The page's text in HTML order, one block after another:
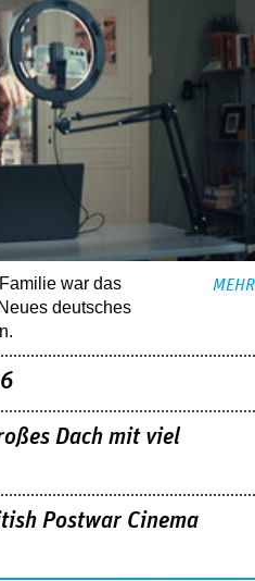
war das
deutsches
MEHR
Dach mit viel
Postwar Cinema